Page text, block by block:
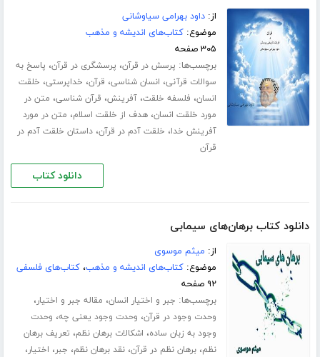
از:داود بهرامی سیاوشانی
موضوع:کتاب‌های اندیشه و مذهب
۳۰۵ صفحه
برچسب‌ها: پرسش در قرآن، پرسشگری در قرآن، پاسخ به
سوالات قرآنی، انسان شناسی، قرآن، خداپرستی، خلقت
انسان، فلسفه خلقت،آفرینش، قرآن شناسی، متن در
مورد خلقت انسان،هدف از خلقت اسلام، متن در مورد
آفرینش خدا، خلقت آدم در قرآن،داستان خلقت آدم در
قرآن
دانلود کتاب
دانلود کتاب برهان‌های سیمابی
از: میثم موسوی
موضوع:کتاب‌های اندیشه و مذهب،کتاب‌های فلسفی
۹۲ صفحه
برچسب‌ها: جبر و اختیار انسان، مقاله جبر و اختیار،
وحدت وجود در قرآن، وحدت وجود یعنی چه، وحدت
وجود به زبان ساده، اشکالات برهان نظم، تعریف برهان
نظم،برهان نظم در قرآن،نقد برهان نظم، جبر، اختیار،